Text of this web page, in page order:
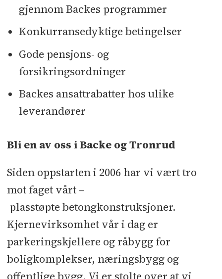
gjennom Backes programmer
Konkurransedyktige betingelser
Gode pensjons- og
forsikringsordninger
Backes ansattrabatter hos ulike
leverandører
Bli en av oss i Backe og Tronrud
Siden oppstarten i 2006 har vi vært tro
mot faget vårt –
plasstøpte betongkonstruksjoner.
Kjernevirksomhet vår i dag er
parkeringskjellere og råbygg for
boligkomplekser, næringsbygg og